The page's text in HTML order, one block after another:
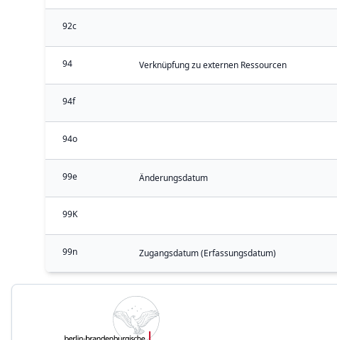
92c
94 Verknüpfung zu externen Ressourcen
94f
94o
99e Änderungsdatum
99K
99n Zugangsdatum (Erfassungsdatum)